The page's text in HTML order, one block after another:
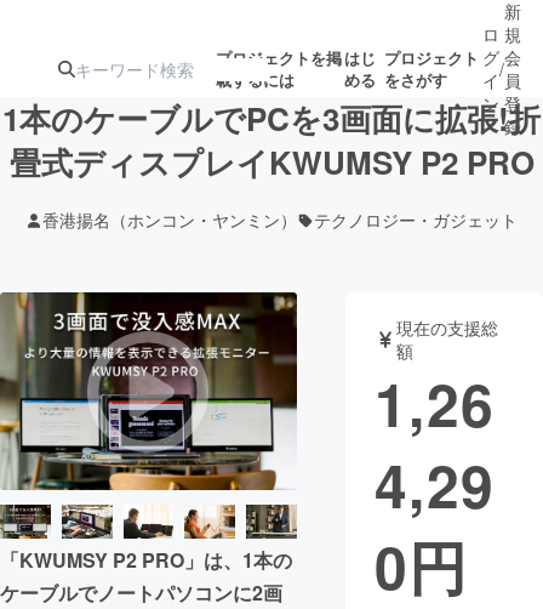
プロジェクトを掲
載するには
はじ
める
プロジェクト
をさがす
人気のプロ
ジェクト
ターン
ジェクト
ロジェクト
されます
アート・写真 音楽
テクノロジー・ガジェット ゲーム・サ
映像・映画
ビジネス・起業
まちづくり・地域活性化
ロ
グ
イ
ン
/
新
規
会
員
登
録
1本のケーブルでPCを3画面に拡張!折
畳式ディスプレイKWUMSY P2 PRO
香港揚名（ホンコン・ヤンミン） テクノロジー・ガジェット
「KWUMSY P2 PRO」は、1本の
ケーブルでノートパソコンに2画
現在の支援総
額
1,26
4,29
0円